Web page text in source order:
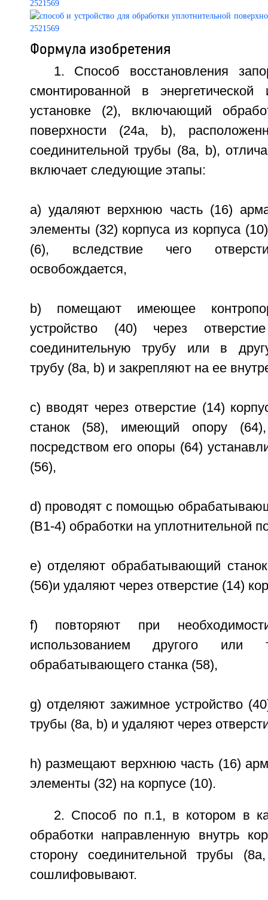
Формула изобретения
1. Способ восстановления
смонтированной в
установке (2), включающий
поверхности (24а, b),
соединительной трубы (8а, b),
включает следующие этапы:
a) удаляют верхнюю часть (16)
элементы (32) корпуса из корпуса
(6), вследствие чего
освобождается,
b) помещают имеющее
устройство (40) через
соединительную трубу или в
трубу (8а, b) и закрепляют на ее
c) вводят через отверстие (14)
станок (58), имеющий опору
посредством его опоры (64)
(56),
d) проводят с помощью
(В1-4) обработки на уплотнительной
e) отделяют обрабатывающий
(56)и удаляют через отверстие (14)
f) повторяют при
использованием другого
обрабатывающего станка (58),
g) отделяют зажимное устройство
трубы (8а, b) и удаляют через
h) размещают верхнюю часть (16)
элементы (32) на корпусе (10).
2. Способ по п.1, в котором в
обработки направленную внутрь
сторону соединительной трубы
сошлифовывают.